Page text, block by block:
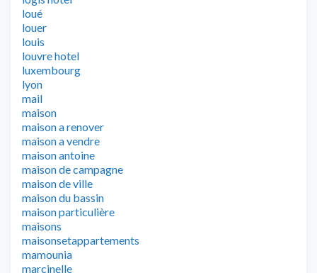
loué
louer
louis
louvre hotel
luxembourg
lyon
mail
maison
maison a renover
maison a vendre
maison antoine
maison de campagne
maison de ville
maison du bassin
maison particulière
maisons
maisonsetappartements
mamounia
marcinelle